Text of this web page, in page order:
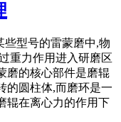
些型号的雷蒙磨中,物
重力作用进入研磨区
磨的核心部件是磨辊
的圆柱体,而磨环是一
辊在离心力的作用下